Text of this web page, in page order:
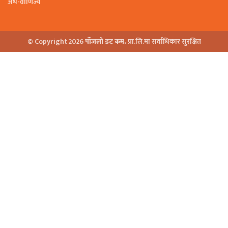
© Copyright 2026पाँजलो डट कम.प्रा.लि.मा सर्वाधिकार सुरक्षित